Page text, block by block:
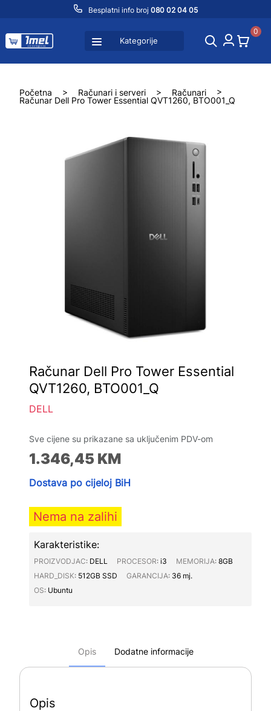
Besplatni info broj 080 02 04 05
Kategorije
0
Početna > Računari i serveri > Računari
>
Računar Dell Pro Tower Essential QVT1260, BTO001_Q
Računar Dell Pro Tower Essential
QVT1260, BTO001_Q
DELL
Sve cijene su prikazane sa uključenim PDV-om
1.346,45 KM
Dostava po cijeloj BiH
Nema na zalihi
Karakteristike:
PROIZVODJAC∶ DELL PROCESOR∶ i3 MEMORIJA∶ 8GB
HARD_DISK∶ 512GB SSD GARANCIJA∶ 36 mj.
OS∶ Ubuntu
Opis Dodatne informacije
Opis